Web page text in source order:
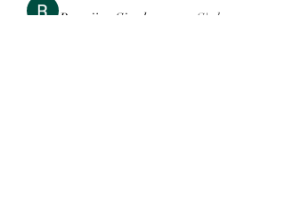
Ranvijay Singh
S'abonner